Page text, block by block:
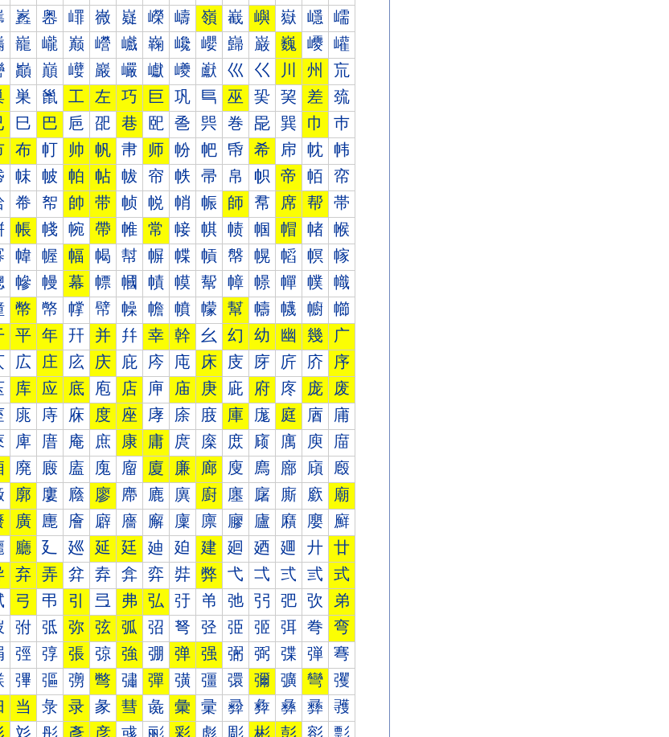
嶳 嶴 嶵 嶶 嶷 嶸 嶹 嶺 嶻 嶼 嶽 嶾 嶿
巃 巄 巅 巆 巇 巈 巉 巊 巋 巌 巍 巎 巏
巓 巔 巕 巖 巗 巘 巙 巚 巛 巜 川 州 巟
巣 巤 工 左 巧 巨 巩 巪 巫 巬 巭 差 巯
巳 巴 巵 巶 巷 巸 巹 巺 巻 巼 巽 巾 巿
布 帄 帅 帆 帇 师 帉 帊 帋 希 帍 帎 帏
帓 帔 帕 帖 帗 帘 帙 帚 帛 帜 帝 帞 帟
帣 帤 帥 带 帧 帨 帩 帪 師 帬 席 帮 帯
帳 帴 帵 帶 帷 常 帹 帺 帻 帼 帽 帾 帿
幃 幄 幅 幆 幇 幈 幉 幊 幋 幌 幍 幎 幏
幓 幔 幕 幖 幗 幘 幙 幚 幛 幜 幝 幞 幟
幣 幤 幥 幦 幧 幨 幩 幪 幫 幬 幭 幮 幯
平 年 幵 并 幷 幸 幹 幺 幻 幼 幽 幾 广
広 庄 庅 庆 庇 庈 庉 床 庋 庌 庍 庎 序
库 应 底 庖 店 庘 庙 庚 庛 府 庝 庞 废
庣 庤 庥 度 座 庨 庩 庪 庫 庬 庭 庮 庯
庳 庴 庵 庶 康 庸 庹 庺 庻 庼 庽 庾 庿
廃 廄 廅 廆 廇 廈 廉 廊 廋 廌 廍 廎 廏
廓 廔 廕 廖 廗 廘 廙 廚 廛 廜 廝 廞 廟
廣 廤 廥 廦 廧 廨 廩 廪 廫 廬 廭 廮 廯
廳 廴 廵 延 廷 廸 廹 建 廻 廼 廽 廾 廿
弃 弄 弅 弆 弇 弈 弉 弊 弋 弌 弍 弎 式
弓 弔 引 弖 弗 弘 弙 弚 弛 弜 弝 弞 弟
弣 弤 弥 弦 弧 弨 弩 弪 弫 弬 弭 弮 弯
弳 弴 張 弶 強 弸 弹 强 弻 弼 弽 弾 弿
彃 彄 彅 彆 彇 彈 彉 彊 彋 彌 彍 彎 彏
当 彔 录 彖 彗 彘 彙 彚 彛 彜 彝 彞 彟
彣 彤 彥 彦 彧 彨 彩 彪 彫 彬 彭 彮 彯